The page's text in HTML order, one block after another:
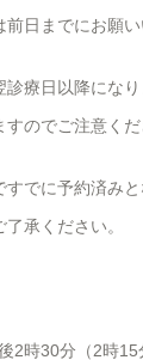
日までにお願い
診療日以降にな
のでご注意くだ
すでに予約済み
承ください。
2時30分（2時15